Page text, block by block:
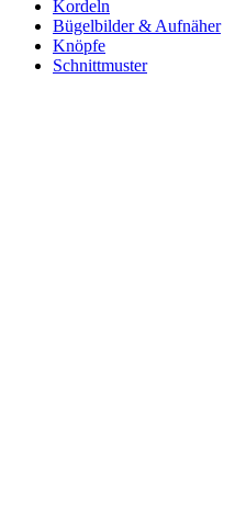
Kordeln
Bügelbilder & Aufnäher
Knöpfe
Schnittmuster